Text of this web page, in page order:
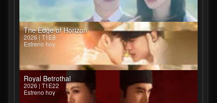
The Edge of Horizon
2026 | T1E8
Estreno hoy
Royal Betrothal
2026 | T1E22
Estreno hoy